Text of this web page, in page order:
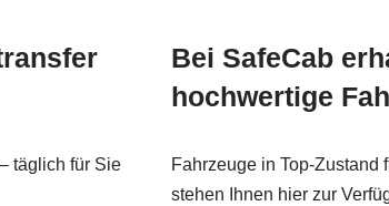
täglich für Sie
Bei SafeCab
hochwertige
Fahrzeuge in Top-Zustand
stehen Ihnen hier zur